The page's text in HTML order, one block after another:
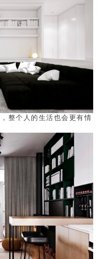
整个人的生活也会更有情